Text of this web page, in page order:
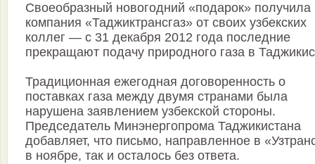
Своеобразный новогодний «подарок» получила
компания «Таджиктрансгаз» от своих узбекских
коллег — с 31 декабря 2012 года последние
прекращают подачу природного газа в
Традиционная ежегодная договоренность о
поставках газа между двумя странами была
нарушена заявлением узбекской стороны.
Председатель Минэнергопрома Таджикистана
добавляет, что письмо, направленное в
в ноябре, так и осталось без ответа.